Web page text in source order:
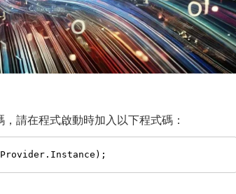
，請在程式啟動時加入以下程式碼：